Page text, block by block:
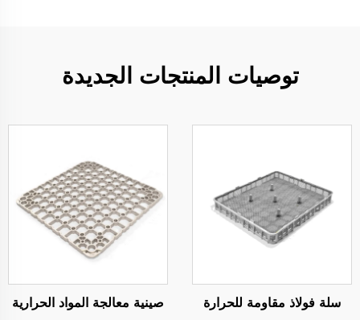
توصيات المنتجات الجديدة
سلة فولاذ مقاومة للحرارة صينية معالجة المواد الحرارية